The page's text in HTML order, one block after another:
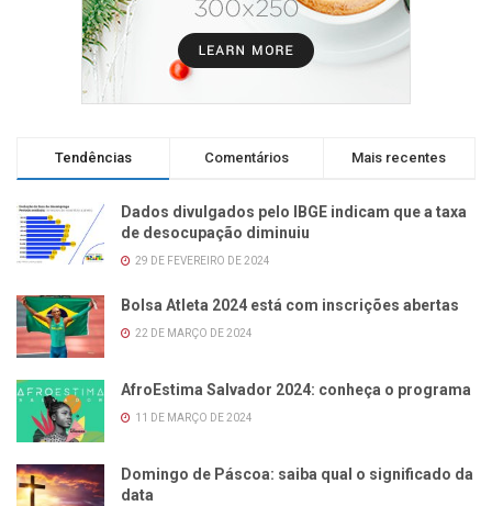
Tendências Comentários Mais recentes
Dados divulgados pelo IBGE indicam que a taxa
de desocupação diminuiu
29 DE FEVEREIRO DE 2024
Bolsa Atleta 2024 está com inscrições abertas
22 DE MARÇO DE 2024
AfroEstima Salvador 2024: conheça o programa
11 DE MARÇO DE 2024
Domingo de Páscoa: saiba qual o significado da
data